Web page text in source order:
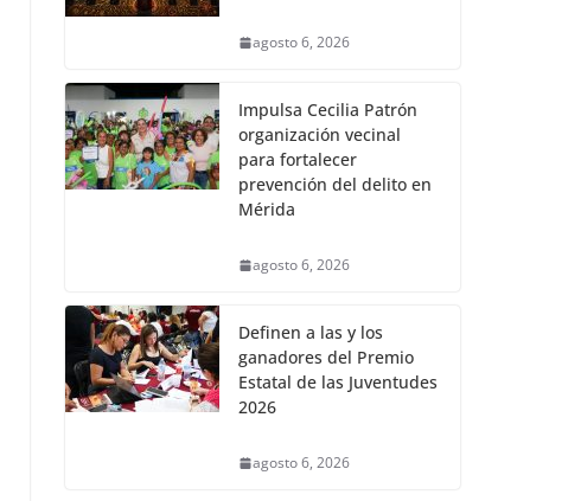
agosto 6, 2026
Impulsa Cecilia Patrón
organización vecinal
para fortalecer
prevención del delito en
Mérida
agosto 6, 2026
Definen a las y los
ganadores del Premio
Estatal de las Juventudes
2026
agosto 6, 2026